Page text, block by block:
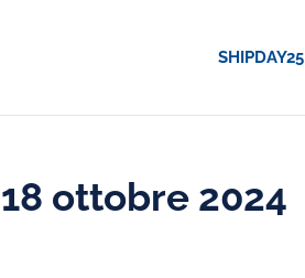
SHIPDAY25
ottobre 2024